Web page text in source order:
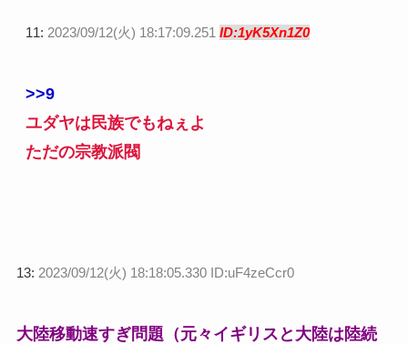
11: 2023/09/12(火) 18:17:09.251 ID:1yK5Xn1Z0
>>9
ユダヤは民族でもねぇよ
ただの宗教派閥
13: 2023/09/12(火) 18:18:05.330 ID:uF4zeCcr0
大陸移動速すぎ問題（元々イギリスと大陸は陸続